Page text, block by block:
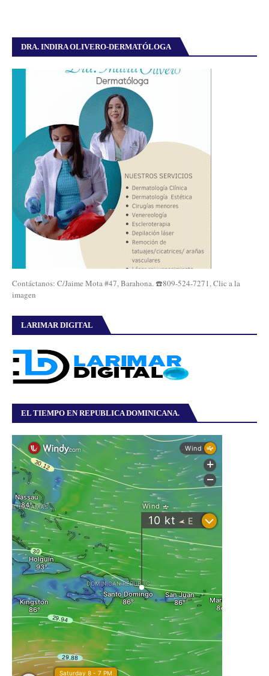
DRA. INDIRA OLIVERO-DERMATÓLOGA
Contáctanos: C/Jaime Mota #47, Barahona. ☎️809-524-7271, Clic a la
imagen
LARIMAR DIGITAL
EL TIEMPO EN REPUBLICA DOMINICANA.